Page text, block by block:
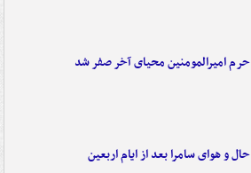
حرم امیرالمومنین محیای آخر صفر شد
حال و هوای سامرا بعد از ایام اربعین